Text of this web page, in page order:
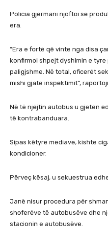
Policia gjermani njoftoi se
era.
“Era e fortë që vinte nga disa
konfirmoi shpejt dyshimin e
paligjshme. Në total, oficerët
mishi gjatë inspektimit”,
Në të njëjtin autobus u gjetën
të kontrabanduara.
Sipas këtyre mediave, kishte
kondicioner.
Përveç kësaj, u sekuestrua
Janë nisur procedura për
shoferëve të autobusëve dhe
stacionin e autobusëve.